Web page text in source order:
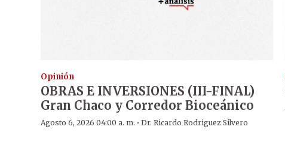
Opinión
OBRAS E INVERSIONES (III-FINAL)
Gran Chaco y Corredor Bioceánico
Agosto 6, 2026 04:00 a. m. · Dr. Ricardo Rodriguez Silvero